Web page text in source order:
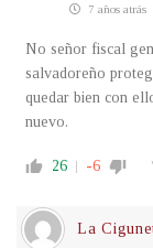
7 años atrás
No señor fiscal
salvadoreño
quedar bien con
nuevo.
26 -6
La